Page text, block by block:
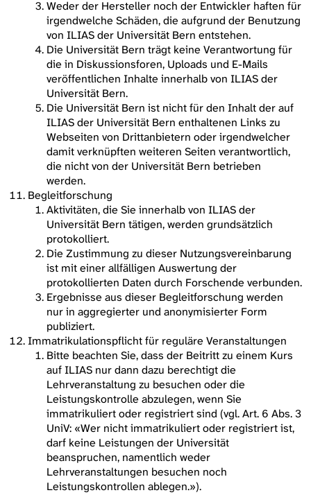
Weder der Hersteller noch der Entwickler haften für
irgendwelche Schäden, die aufgrund der Benutzung
von ILIAS der Universität Bern entstehen.
Die Universität Bern trägt keine Verantwortung für
die in Diskussionsforen, Uploads und E-Mails
veröffentlichen Inhalte innerhalb von ILIAS der
Universität Bern.
Die Universität Bern ist nicht für den Inhalt der auf
ILIAS der Universität Bern enthaltenen Links zu
Webseiten von Drittanbietern oder irgendwelcher
damit verknüpften weiteren Seiten verantwortlich,
die nicht von der Universität Bern betrieben
werden.
Begleitforschung
Aktivitäten, die Sie innerhalb von ILIAS der
Universität Bern tätigen, werden grundsätzlich
protokolliert.
Die Zustimmung zu dieser Nutzungsvereinbarung
ist mit einer allfälligen Auswertung der
protokollierten Daten durch Forschende verbunden.
Ergebnisse aus dieser Begleitforschung werden
nur in aggregierter und anonymisierter Form
publiziert.
Immatrikulationspflicht für reguläre Veranstaltungen
Bitte beachten Sie, dass der Beitritt zu einem Kurs
auf ILIAS nur dann dazu berechtigt die
Lehrveranstaltung zu besuchen oder die
Leistungskontrolle abzulegen, wenn Sie
immatrikuliert oder registriert sind (vgl. Art. 6 Abs. 3
UniV: «Wer nicht immatrikuliert oder registriert ist,
darf keine Leistungen der Universität
beanspruchen, namentlich weder
Lehrveranstaltungen besuchen noch
Leistungskontrollen ablegen.»).